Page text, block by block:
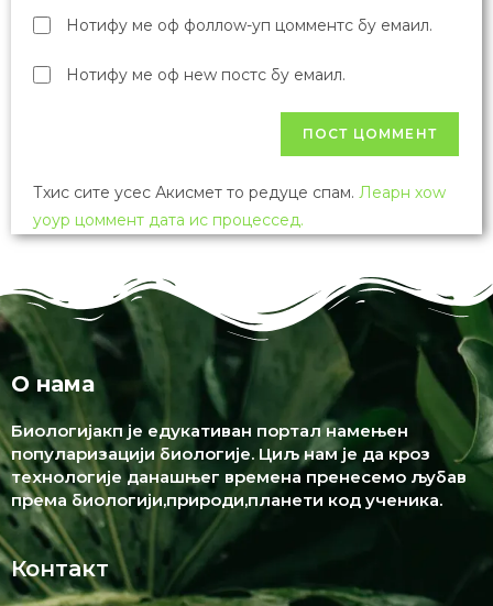
Нотифy ме оф фоллоw-уп цомментс бy емаил.
Нотифy ме оф неw постс бy емаил.
Тхис сите усес Акисмет то редуце спам. Леарн хоw
yоур цоммент дата ис процессед.
О нама
Биологијакп је едукативан портал намењен
популаризацији биологије. Циљ нам је да кроз
технологије данашњег времена пренесемо љубав
према биологији,природи,планети код ученика.
Контакт